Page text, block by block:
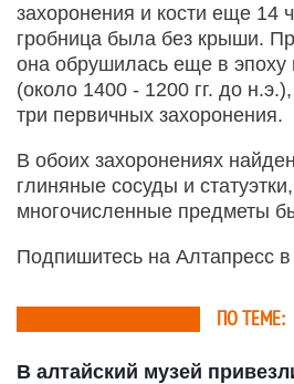
захоронения и кости еще 14
гробница была без крыши.
она обрушилась еще в эпоху
(около 1400 - 1200 гг. до
три первичных захоронения.
В обоих захоронениях
глиняные сосуды и
многочисленные предметы
Подпишитесь на Алтапресс в
ПО ТЕМЕ:
В алтайский музей